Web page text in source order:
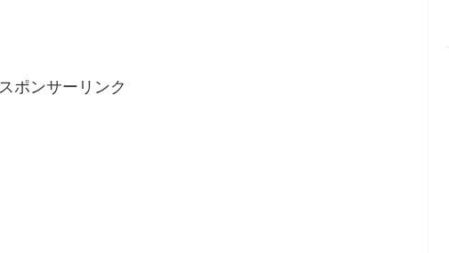
スポンサーリンク